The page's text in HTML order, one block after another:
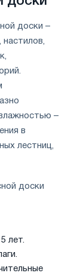
доски –
–
в
лестниц,
доски
лет.